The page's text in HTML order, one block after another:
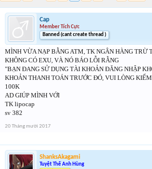
Cap
Member Tích Cực
Banned (cant create thread )
MÌNH VỪA NẠP BẰNG ATM, TK NGÂN HÀNG TRỪ
KHÔNG CÓ EXU, VÀ NÓ BÁO LỖI RẰNG
"BẠN ĐANG SỬ DỤNG TÀI KHOẢN ĐĂNG NHẬP
KHOẢN THANH TOÁN TRƯỚC ĐÓ, VUI LÒNG
100K
AD GIÚP MÌNH VỚI
TK lipocap
sv 382
20 Tháng mười 2017
ShanksAkagami
Tuyệt Thế Anh Hùng